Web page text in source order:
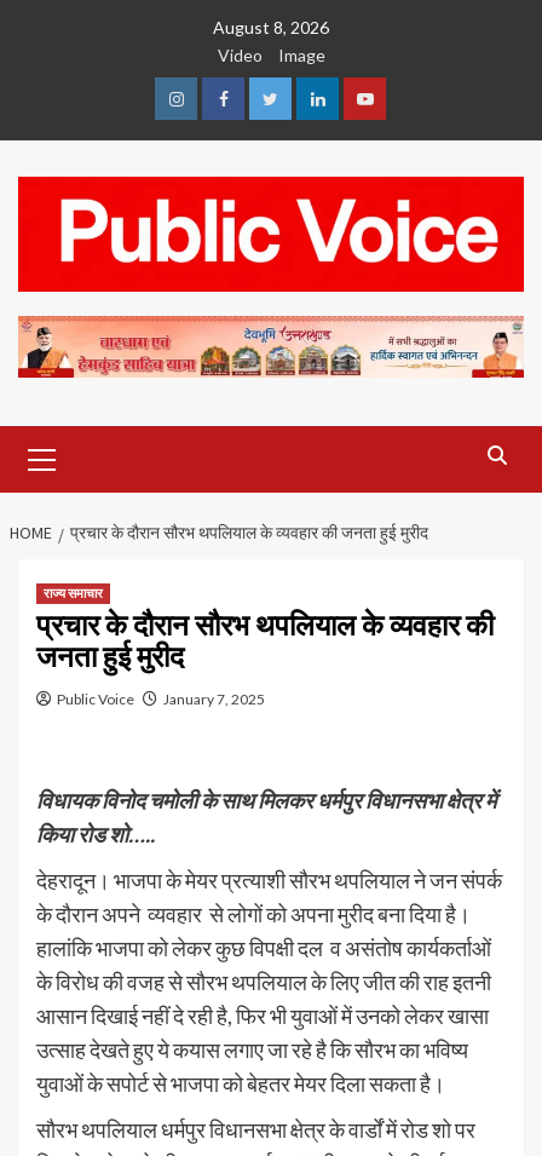
August 8, 2026
Video
Image
InstagramFacebookTwitterLinkedinYoutube
Menu
HOME प्रचार के दौरान सौरभ थपलियाल के व्यवहार की जनता हुई मुरीद
राज्य समाचार
प्रचार के दौरान सौरभ थपलियाल के व्यवहार की
जनता हुई मुरीद
Public Voice January 7, 2025
विधायक विनोद चमोली के साथ मिलकर धर्मपुर विधानसभा क्षेत्र में
किया रोड शो…..
देहरादून। भाजपा के मेयर प्रत्याशी सौरभ थपलियाल ने जन संपर्क
के दौरान अपने व्यवहार से लोगों को अपना मुरीद बना दिया है।
हालांकि भाजपा को लेकर कुछ विपक्षी दल व असंतोष कार्यकर्ताओं
के विरोध की वजह से सौरभ थपलियाल के लिए जीत की राह इतनी
आसान दिखाई नहीं दे रही है, फिर भी युवाओं में उनको लेकर खासा
उत्साह देखते हुए ये कयास लगाए जा रहे है कि सौरभ का भविष्य
युवाओं के सपोर्ट से भाजपा को बेहतर मेयर दिला सकता है।
सौरभ थपलियाल धर्मपुर विधानसभा क्षेत्र के वार्डों में रोड शो पर